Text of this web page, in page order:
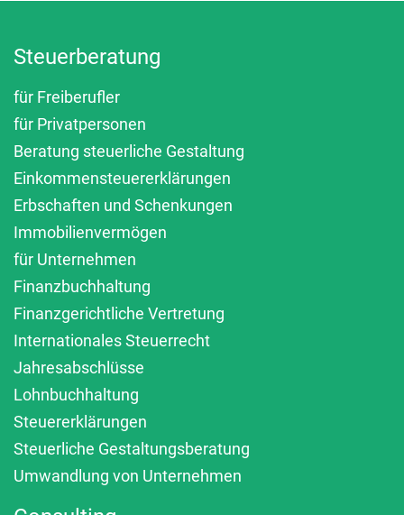
Steuerberatung
für Freiberufler
für Privatpersonen
Beratung steuerliche Gestaltung
Einkommensteuererklärungen
Erbschaften und Schenkungen
Immobilienvermögen
für Unternehmen
Finanzbuchhaltung
Finanzgerichtliche Vertretung
Internationales Steuerrecht
Jahresabschlüsse
Lohnbuchhaltung
Steuererklärungen
Steuerliche Gestaltungsberatung
Umwandlung von Unternehmen